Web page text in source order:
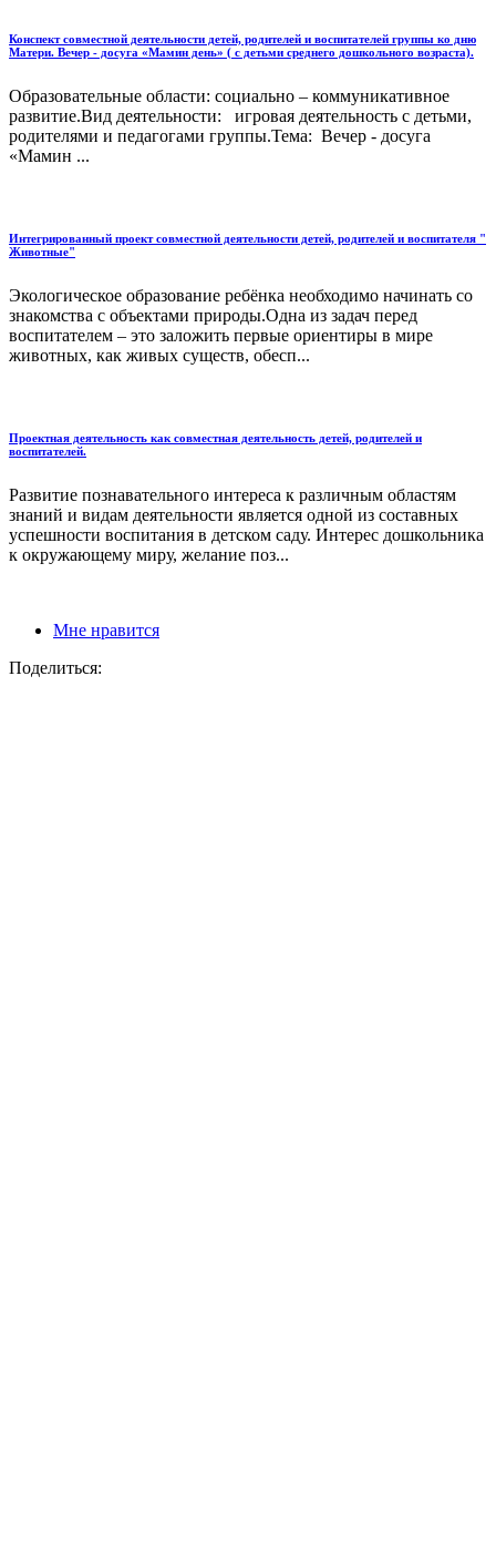
Конспект совместной деятельности детей, родителей и воспитателей группы ко дню
Матери. Вечер - досуга «Мамин день» ( с детьми среднего дошкольного возраста).
Образовательные области: социально – коммуникативное
развитие.Вид деятельности: игровая деятельность с детьми,
родителями и педагогами группы.Тема: Вечер - досуга
«Мамин ...
Интегрированный проект совместной деятельности детей, родителей и воспитателя "
Животные"
Экологическое образование ребёнка необходимо начинать со
знакомства с объектами природы.Одна из задач перед
воспитателем – это заложить первые ориентиры в мире
животных, как живых существ, обесп...
Проектная деятельность как совместная деятельность детей, родителей и
воспитателей.
Развитие познавательного интереса к различным областям
знаний и видам деятельности является одной из составных
успешности воспитания в детском саду. Интерес дошкольника
к окружающему миру, желание поз...
Мне нравится
Поделиться: